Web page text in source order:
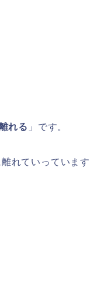
れる 」です。
れていっています